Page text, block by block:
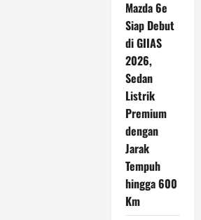
Mazda 6e
Siap Debut
di GIIAS
2026,
Sedan
Listrik
Premium
dengan
Jarak
Tempuh
hingga 600
Km